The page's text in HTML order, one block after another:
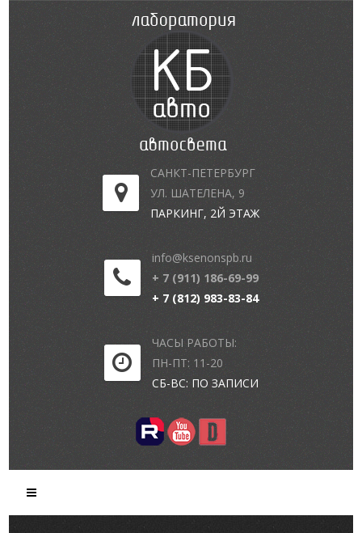
САНКТ-ПЕТЕРБУРГ
УЛ. ШАТЕЛЕНА, 9
ПАРКИНГ, 2Й ЭТАЖ
info@ksenonspb.ru
+ 7 (911) 186-69-99
+ 7 (812) 983-83-84
ЧАСЫ РАБОТЫ:
ПН-ПТ: 11-20
СБ-ВС: ПО ЗАПИСИ